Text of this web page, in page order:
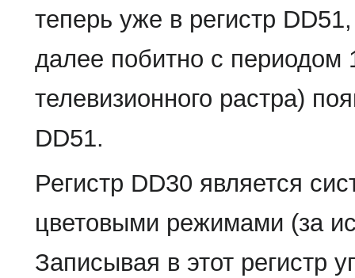
теперь уже в регистр
далее побитно с периодом
телевизионного растра)
DD51.
Регистр DD30 является
цветовыми режимами (за
Записывая в этот регистр